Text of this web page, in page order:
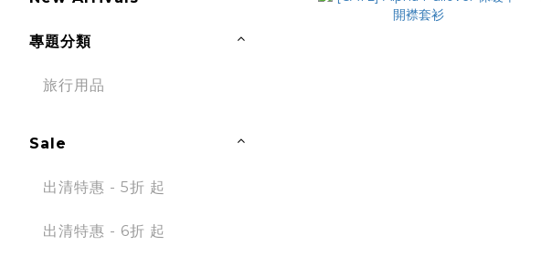
專題分類
旅行用品
Sale
出清特惠 - 5折 起
出清特惠 - 6折 起